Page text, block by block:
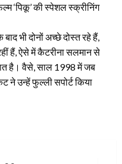
‘पिकू’ की स्पेशल स्क्रीनिंग
भी दोनों अच्छे दोस्त रहे हैं,
हैं, ऐसे में कैटरीना सलमान से
है। वैसे, साल 1998 में जब
उन्हें फुल्ली सपोर्ट किया